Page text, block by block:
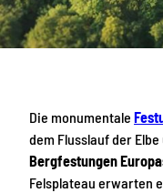
Die monumentale
dem Flusslauf der
Bergfestungen
Felsplateau erwarten